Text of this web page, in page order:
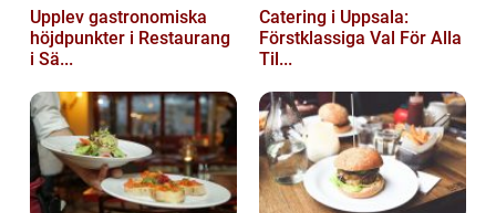
Upplev gastronomiska
höjdpunkter i Restaurang
i Sä...
Catering i Uppsala:
Förstklassiga Val För Alla
Til...